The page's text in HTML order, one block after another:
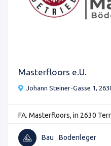
Masterfloors e.U.
Johann Steiner-Gasse 1,
FA. Masterfloors, in 2630
Bau Bodenleger